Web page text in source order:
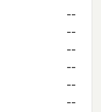
--
--
--
--
--
--